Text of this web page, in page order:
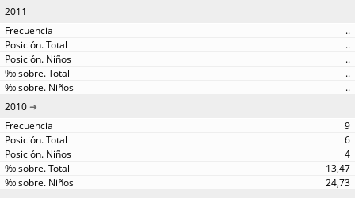
2011
..
..
..
..
..
2010
9
6
4
13,47
24,73